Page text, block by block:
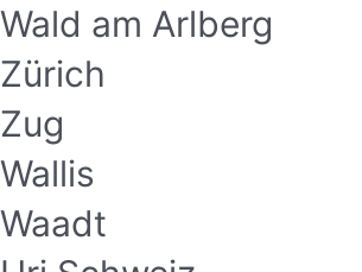
Wald am Arlberg
Zürich
Zug
Wallis
Waadt